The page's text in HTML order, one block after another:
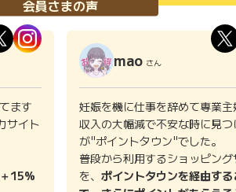
会員さまの声
ます
サイト
15%
mao さん
妊娠を機に仕事を辞めて専業
収入の大幅減で不安な時に見
が"ポイントタウン"でした。
普段から利用するショッピン
を、 ポイントタウンを経由する